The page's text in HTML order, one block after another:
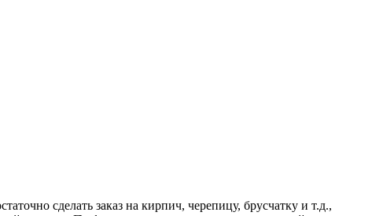
сделать заказ на кирпич, черепицу, брусчатку и т.д.,